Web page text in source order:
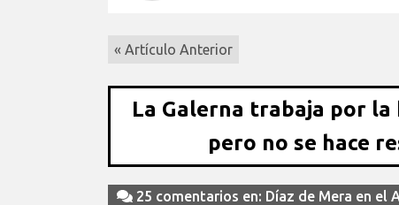
« Artículo Anterior
La Galerna trabaja por
pero no se hace
25 comentarios en: Díaz de Mera en el